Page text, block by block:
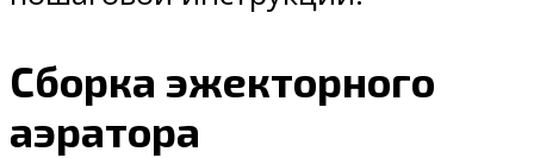
Сборка эжекторного
аэратора